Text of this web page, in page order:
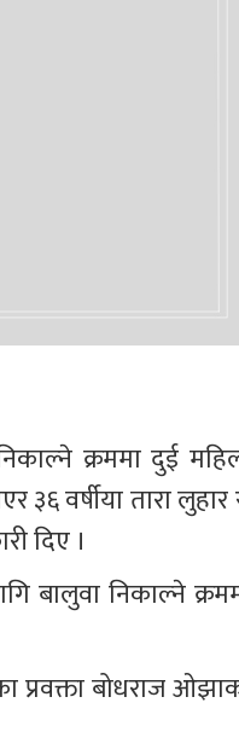
क्रममा दुई
३६ वर्षीया तारा
दिए ।
बालुवा निकाल्ने
प्रवक्ता बोधराज